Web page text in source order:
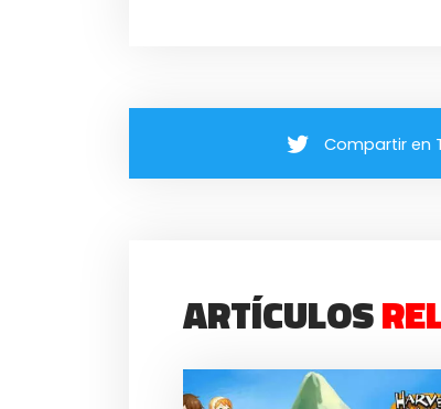
Compartir en
ARTÍCULOS